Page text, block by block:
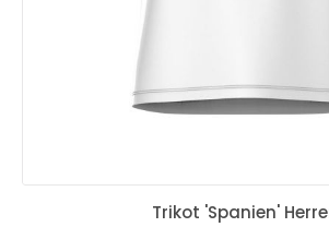
Trikot 'Spanien'